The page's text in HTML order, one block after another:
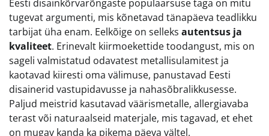
Eesti disainkõrvarõngaste populaarsuse taga on mitu
tugevat argumenti, mis kõnetavad tänapäeva teadlikku
tarbijat üha enam. Eelkõige on selleks autentsus ja
kvaliteet. Erinevalt kiirmoekettide toodangust, mis on
sageli valmistatud odavatest metallisulamitest ja
kaotavad kiiresti oma välimuse, panustavad Eesti
disainerid vastupidavusse ja nahasõbralikkusesse.
Paljud meistrid kasutavad väärismetalle, allergiavaba
terast või naturaalseid materjale, mis tagavad, et ehet
on mugav kanda ka pikema päeva vältel.